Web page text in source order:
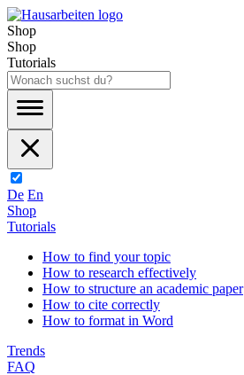
Shop
Shop
Tutorials
De En
Shop
Tutorials
How to find your topic
How to research effectively
How to structure an academic paper
How to cite correctly
How to format in Word
Trends
FAQ